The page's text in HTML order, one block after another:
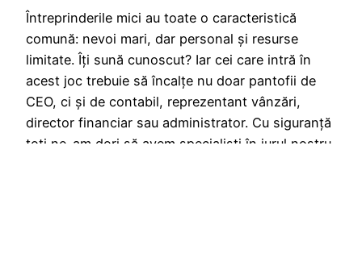
Întreprinderile mici au toate o caracteristică
comună: nevoi mari, dar personal și resurse
limitate. Îți sună cunoscut? Iar cei care intră în
acest joc trebuie să încalțe nu doar pantofii de
CEO, ci și de contabil, reprezentant vânzări,
director financiar sau administrator. Cu siguranță
toți ne-am dori să avem specialiști în jurul nostru